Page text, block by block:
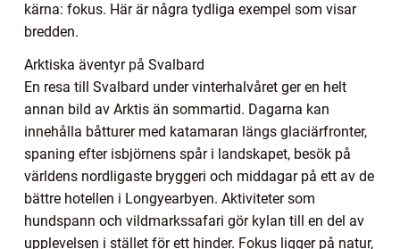
kärna: fokus. Här är några tydliga exempel som visar
bredden.
Arktiska äventyr på Svalbard
En resa till Svalbard under vinterhalvåret ger en helt
annan bild av Arktis än sommartid. Dagarna kan
innehålla båtturer med katamaran längs glaciärfronter,
spaning efter isbjörnens spår i landskapet, besök på
världens nordligaste bryggeri och middagar på ett av de
bättre hotellen i Longyearbyen. Aktiviteter som
hundspann och vildmarkssafari gör kylan till en del av
upplevelsen i stället för ett hinder. Fokus ligger på natur,